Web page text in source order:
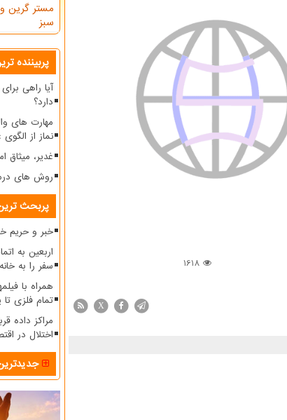
1618
X
مستر گرین
سبز
پربیننده
آیا راهی
دارد؟
مهارت های
نماز از
غدیر، میثاق
روش های
پربحث
خبر و حریم
اربعین به
سفر را به
همراه با
تمام فلزی
مراکز داده
اختلال در